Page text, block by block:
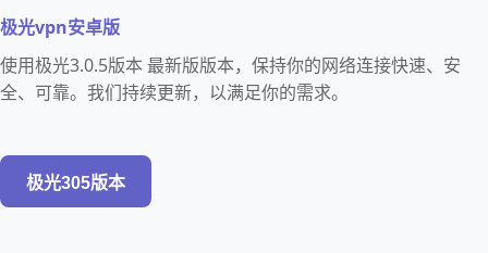
极光vpn安卓版
使用极光3.0.5版本 最新版版本，保持你的网络连接快速、安
全、可靠。我们持续更新，以满足你的需求。
极光305版本